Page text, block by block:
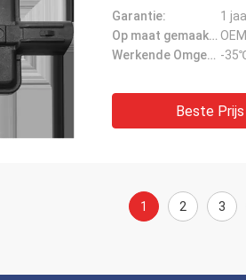
Garantie:
1
Op maat gemaakte ondersteuning:
Werkende Omgevingstemperatuur: -
Beste Prijs
1 2 3